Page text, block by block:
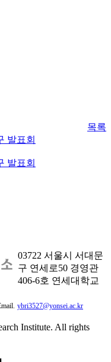
목록
발표회
발표회
03722 서울시 서대문
구 연세로50 경영관
406-6호 연세대학교
ybri3527@yonsei.ac.kr
Institute. All rights